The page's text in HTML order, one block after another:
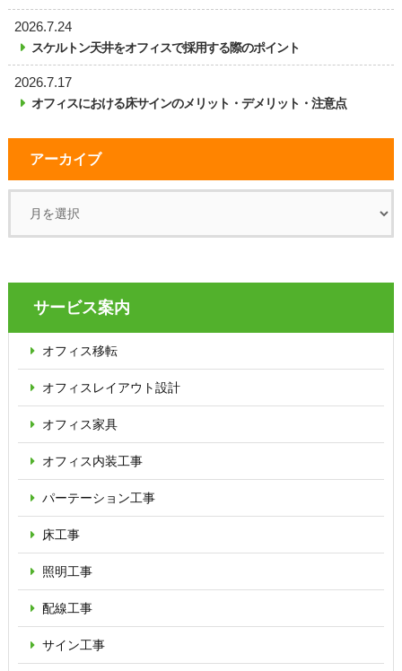
2026.7.24
スケルトン天井をオフィスで採用する際のポイント
2026.7.17
オフィスにおける床サインのメリット・デメリット・注意点
アーカイブ
サービス案内
オフィス移転
オフィス レイアウト設計
オフィス家具
オフィス内装工事
パーテーション工事
床工事
照明工事
配線工事
サイン工事